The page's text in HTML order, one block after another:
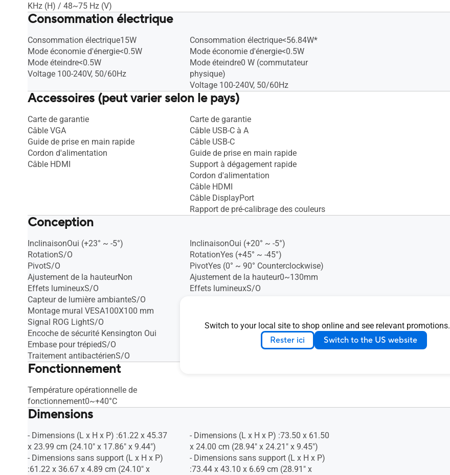
Switch to your local site to shop online and see relevant promotions.
Rester ici Switch to the US website
KHz (H) / 48~75 Hz (V)
Consommation électrique
Consommation électrique15W
Mode économie d'énergie<0.5W
Mode éteindre<0.5W
Voltage 100-240V, 50/60Hz
Consommation électrique<56.84W*
Mode économie d'énergie<0.5W
Mode éteindre0 W (commutateur
physique)
Voltage 100-240V, 50/60Hz
Accessoires (peut varier selon le pays)
Carte de garantie
Câble VGA
Guide de prise en main rapide
Cordon d'alimentation
Câble HDMI
Carte de garantie
Câble USB-C à A
Câble USB-C
Guide de prise en main rapide
Support à dégagement rapide
Cordon d'alimentation
Câble HDMI
Câble DisplayPort
Rapport de pré-calibrage des couleurs
Conception
InclinaisonOui (+23° ~ -5°)
RotationS/O
PivotS/O
Ajustement de la hauteurNon
Effets lumineuxS/O
Capteur de lumière ambianteS/O
Montage mural VESA100X100 mm
Signal ROG LightS/O
Encoche de sécurité Kensington Oui
Embase pour trépiedS/O
Traitement antibactérienS/O
InclinaisonOui (+20° ~ -5°)
RotationYes (+45° ~ -45°)
PivotYes (0° ~ 90° Counterclockwise)
Ajustement de la hauteur0~130mm
Effets lumineuxS/O
Signal ROG LightS/O
Encoche de sécurité Kensington Oui
Fonctionnement
Température opérationnelle de
fonctionnement0~+40°C
Dimensions
- Dimensions (L x H x P) :61.22 x 45.37
x 23.99 cm (24.10" x 17.86" x 9.44")
- Dimensions sans support (L x H x P)
:61.22 x 36.67 x 4.89 cm (24.10" x
- Dimensions (L x H x P) :73.50 x 61.50
x 24.00 cm (28.94" x 24.21" x 9.45")
- Dimensions sans support (L x H x P)
:73.44 x 43.10 x 6.69 cm (28.91" x